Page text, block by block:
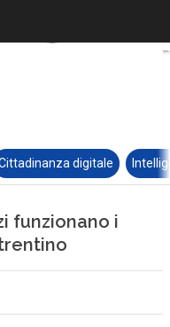
digitale
funzionano i